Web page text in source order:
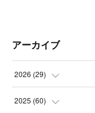
アーカイブ
2026 (29)
(5
2025 (60)